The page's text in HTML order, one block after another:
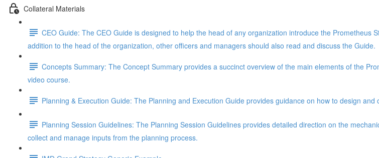
Collateral Materials
CEO Guide: The CEO Guide is designed to help the head of any organization introduce the
addition to the head of the organization, other officers and managers should also read and discuss the Guide.
Concepts Summary: The Concept Summary provides a succinct overview of the main elements of the
video course.
Planning & Execution Guide: The Planning and Execution Guide provides guidance on how to design
Planning Session Guidelines: The Planning Session Guidelines provides detailed direction on the
collect and manage inputs from the planning process.